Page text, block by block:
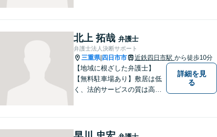
やすい雰囲気作りを心掛けて
おりますので、お気軽にご相
談ください。
北上 拓哉 弁護士
弁護士法人決断サポート
三重県| 四日市市 近鉄四日市駅 から徒歩10分
【地域に根ざした弁護士】
【無料駐車場あり】敷居は低
く、法的サービスの質は高く
題／離婚問題／相続問題／企
詳細を見
る